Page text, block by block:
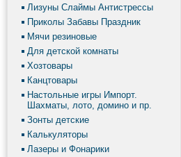
Лизуны Слаймы Антистрессы
Приколы Забавы Праздник
Мячи резиновые
Для детской комнаты
Хозтовары
Канцтовары
Настольные игры Импорт.
Шахматы, лото, домино и пр.
Зонты детские
Калькуляторы
Лазеры и Фонарики